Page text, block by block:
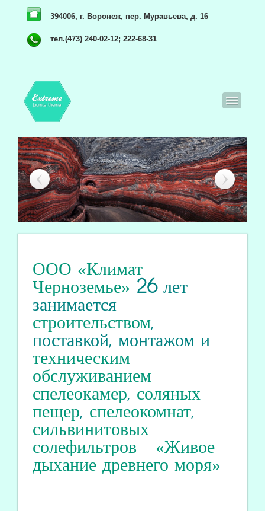
394006, г. Воронеж, пер. Муравьева, д. 16
тел.(473) 240-02-12; 222-68-31
ООО «Климат-
Черноземье» 26лет
занимается
строительством,
поставкой, монтажом и
техническим
обслуживанием
спелеокамер, соляных
пещер, спелеокомнат,
сильвинитовых
солефильтров - «Живое
дыхание древнего моря»